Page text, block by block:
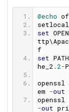
@echo
setlocal
set
f
set PATH
he_2 . 2-
openssl
em -out
openssl
-out